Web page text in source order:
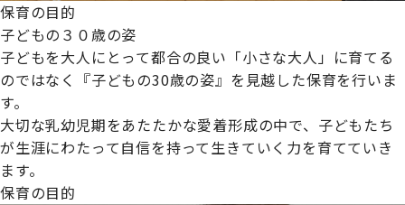
プライムスターほいくえんグループは女性が安心して働き
続けられる環境づくりに取り組んでおり、厚生労働省の
【えるぼし認定(☆☆)】
保育の目的
子どもの３０歳の姿
子どもを大人にとって都合の良い「小さな大人」に育てる
のではなく『子どもの30歳の姿』を見越した保育を行いま
す。
大切な乳幼児期をあたたかな愛着形成の中で、子どもたち
が生涯にわたって自信を持って生きていく力を育てていき
ます。
保育の目的